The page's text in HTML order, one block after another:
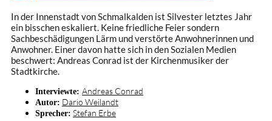
In der Innenstadt von Schmalkalden ist Silvester letztes Jahr
ein bisschen eskaliert. Keine friedliche Feier sondern
Sachbeschädigungen Lärm und verstörte Anwohnerinnen und
Anwohner. Einer davon hatte sich in den Sozialen Medien
beschwert: Andreas Conrad ist der Kirchenmusiker der
Stadtkirche.
Interviewte: Andreas Conrad
Autor: Dario Weilandt
Sprecher: Stefan Erbe